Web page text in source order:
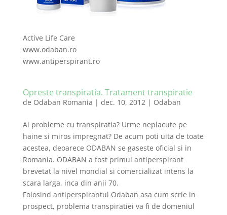
Active Life Care
www.odaban.ro
www.antiperspirant.ro
Opreste transpiratia. Tratament transpiratie
de Odaban Romania | dec. 10, 2012| Odaban
Ai probleme cu transpiratia? Urme neplacute pe
haine si miros impregnat? De acum poti uita de toate
acestea, deoarece ODABAN se gaseste oficial si in
Romania. ODABAN a fost primul antiperspirant
brevetat la nivel mondial si comercializat intens la
scara larga, inca din anii 70.
Folosind antiperspirantul Odaban asa cum scrie in
prospect, problema transpiratiei va fi de domeniul